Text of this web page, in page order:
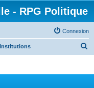
- RPG Politique
Connexion
Institutions